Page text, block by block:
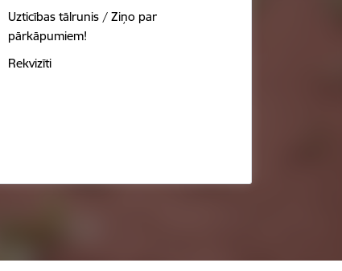
Uzticības tālrunis / Ziņo par
pārkāpumiem!
Rekvizīti